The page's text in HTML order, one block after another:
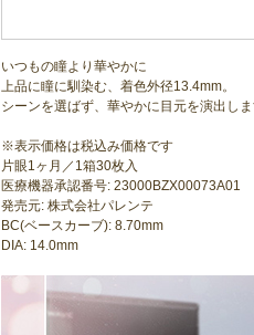
いつもの瞳より華やかに
上品に瞳に馴染む、着色外径13.4mm。
シーンを選ばず、華やかに目元を演出しま
※表示価格は税込み価格です
片眼1ヶ月／1箱30枚入
医療機器承認番号: 23000BZX00073A01
発売元: 株式会社パレンテ
BC(ベースカーブ): 8.70mm
DIA: 14.0mm